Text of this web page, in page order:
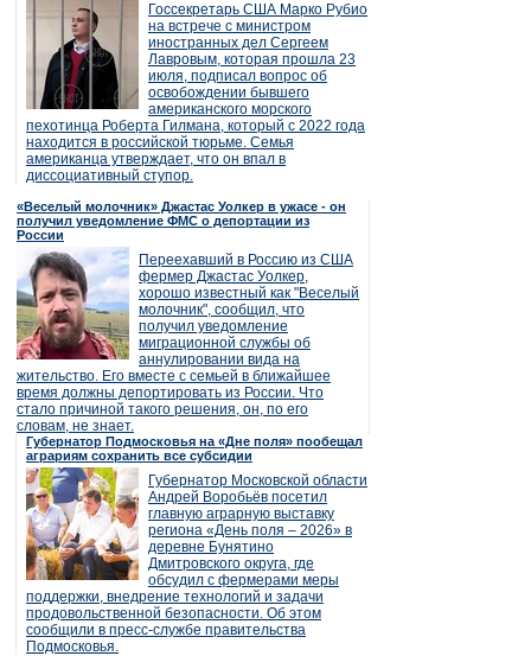
Госсекретарь США Марко Рубио
на встрече с министром
иностранных дел Сергеем
Лавровым, которая прошла 23
июля, подписал вопрос об
освобождении бывшего
американского морского
пехотинца Роберта Гилмана, который с 2022 года
находится в российской тюрьме. Семья
американца утверждает, что он впал в
диссоциативный ступор.
«Веселый молочник» Джастас Уолкер в ужасе - он
получил уведомление ФМС о депортации из
России
Переехавший в Россию из США
фермер Джастас Уолкер,
хорошо известный как "Веселый
молочник", сообщил, что
получил уведомление
миграционной службы об
аннулировании вида на
жительство. Его вместе с семьей в ближайшее
время должны депортировать из России. Что
стало причиной такого решения, он, по его
словам, не знает.
Губернатор Подмосковья на «Дне поля» пообещал
аграриям сохранить все субсидии
Губернатор Московской области
Андрей Воробьёв посетил
главную аграрную выставку
региона «День поля – 2026» в
деревне Бунятино
Дмитровского округа, где
обсудил с фермерами меры
поддержки, внедрение технологий и задачи
продовольственной безопасности. Об этом
сообщили в пресс-службе правительства
Подмосковья.